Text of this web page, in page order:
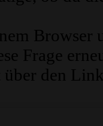
Browser
Frage
den